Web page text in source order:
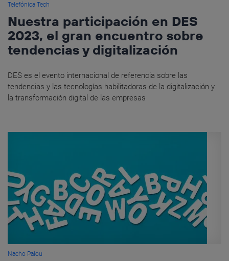
Telefónica Tech
Nuestra participación en DES
2023, el gran encuentro sobre
tendencias y digitalización
DES es el evento internacional de referencia sobre las
tendencias y las tecnologías habilitadoras de la digitalización y
la transformación digital de las empresas
Nacho Palou